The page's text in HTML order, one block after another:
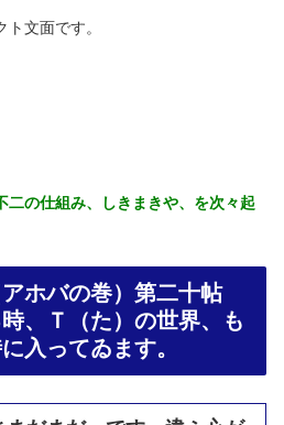
文面です。
二の仕組み、しきまきや、を次々起
アホバの巻）第二十帖
、Ｔ（た）の世界、も
入ってゐます。